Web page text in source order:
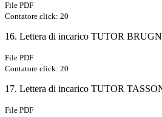
File PDF
Contatore click: 20
16. Lettera di incarico TUTOR
File PDF
Contatore click: 20
17. Lettera di incarico TUTOR
File PDF